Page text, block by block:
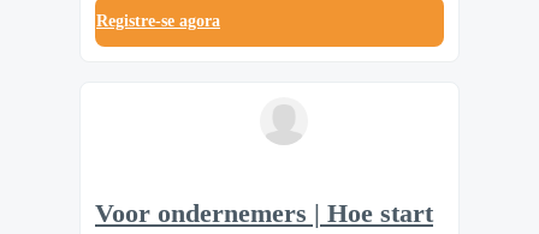
Registre-se agora
Voor ondernemers | Hoe start